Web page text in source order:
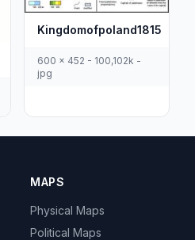
Kingdomofpoland1815
600 x 452 - 100,102k -
jpg
MAPS
Physical Maps
Political Maps